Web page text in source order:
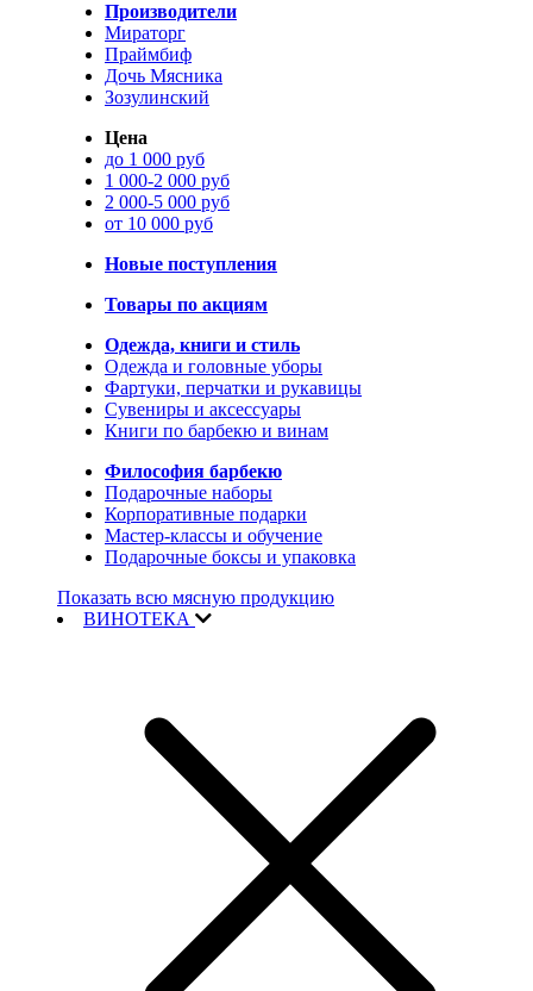
Производители
Мираторг
Праймбиф
Дочь Мясника
Зозулинский
Цена
до 1 000 руб
1 000-2 000 руб
2 000-5 000 руб
от 10 000 руб
Новые поступления
Товары по акциям
Одежда, книги и стиль
Одежда и головные уборы
Фартуки, перчатки и рукавицы
Сувениры и аксессуары
Книги по барбекю и винам
Философия барбекю
Подарочные наборы
Корпоративные подарки
Мастер-классы и обучение
Подарочные боксы и упаковка
Показать всю мясную продукцию
ВИНОТЕКА